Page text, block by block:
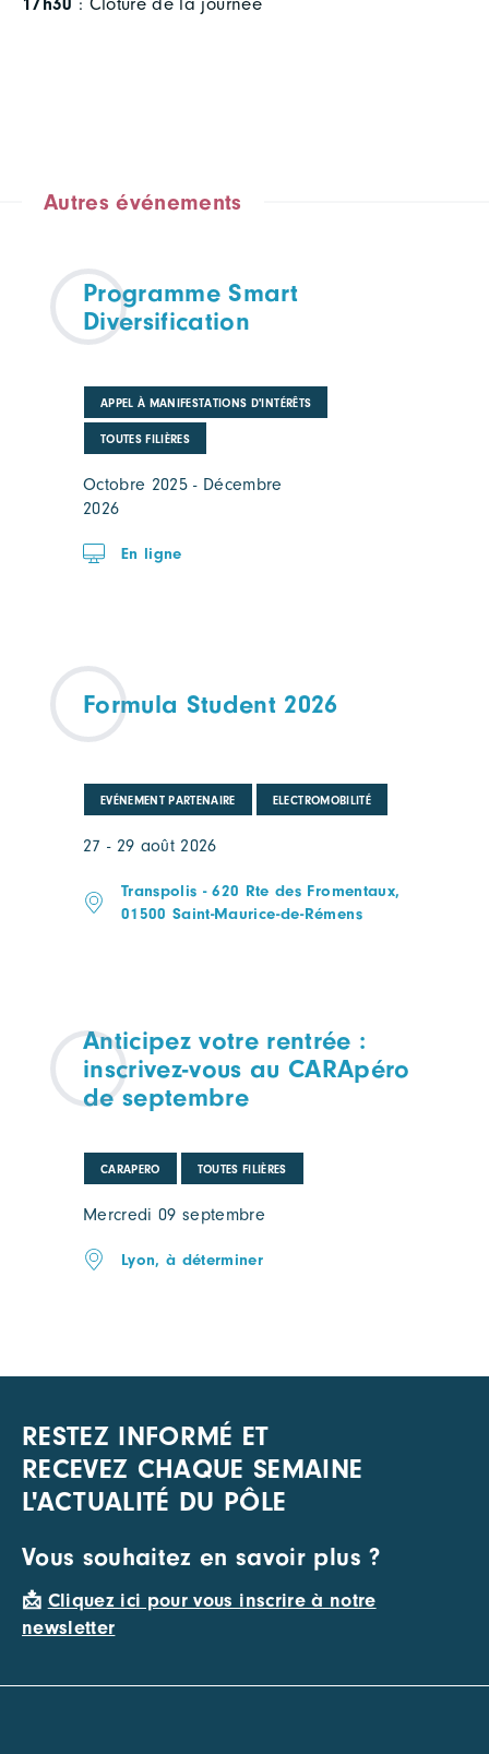
Autres événements
Programme Smart
Diversification
APPEL À MANIFESTATIONS D'INTÉRÊTS
TOUTES FILIÈRES
Octobre 2025 - Décembre
2026
En ligne
Formula Student 2026
EVÉNEMENT PARTENAIRE ELECTROMOBILITÉ
27 - 29 août 2026
Transpolis - 620 Rte des Fromentaux,
01500 Saint-Maurice-de-Rémens
Anticipez votre rentrée :
inscrivez-vous au CARApéro
de septembre
CARAPERO TOUTES FILIÈRES
Mercredi 09 septembre
Lyon, à déterminer
RESTEZ INFORMÉ ET
RECEVEZ CHAQUE SEMAINE
L'ACTUALITÉ DU PÔLE
Vous souhaitez en savoir plus ?
📩 Cliquez ici pour vous inscrire à notre
newsletter